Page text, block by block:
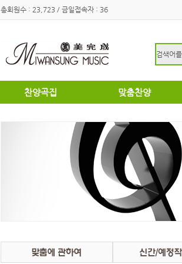
총회원수 : 23,723 / 금일접속자 : 36
찬양곡집
쉽고은혜로운찬양곡집
소편성관현악성가곡집
명성가 / 애창성가
복음성가합창편곡집
맞춤찬양
쉽고은혜로운찬양곡집
소편성관현악성가곡집
영광의찬양
찬송가편곡
애창성가
명성가/복음성가합창편곡
절기별성가/국악성가
혼성3부
송영
크리스마스